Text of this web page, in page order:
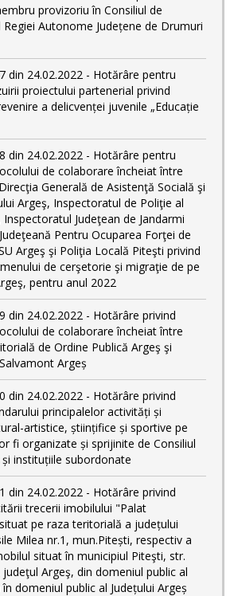
provizoriu în Consiliul de
Autonome Județene de Drumuri
din 24.02.2022 - Hotărâre pentru
proiectului partenerial privind
a delicvenței juvenile „Educație
din 24.02.2022 - Hotărâre pentru
de colaborare încheiat între
Generală de Asistenţă Socială şi
Argeş, Inspectoratul de Poliţie al
Inspectoratul Judeţean de Jandarmi
Pentru Ocuparea Forţei de
Argeş şi Poliţia Locală Piteşti privind
de cerşetorie şi migraţie de pe
pentru anul 2022
din 24.02.2022 - Hotărâre privind
de colaborare încheiat între
de Ordine Publică Argeş şi
Argeș
din 24.02.2022 - Hotărâre privind
principalelor activități și
artistice, științifice și sportive pe
fi organizate și sprijinite de Consiliul
și instituțiile subordonate
din 24.02.2022 - Hotărâre privind
trecerii imobilului "Palat
pe raza teritorială a județului
Milea nr.1, mun.Pitești, respectiv a
situat în municipiul Piteşti, str.
judeţul Argeş, din domeniul public al
domeniul public al Județului Argeș